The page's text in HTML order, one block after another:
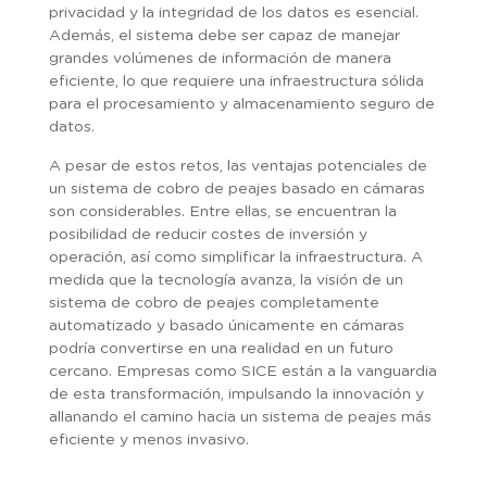
privacidad y la integridad de los datos es esencial.
Además, el sistema debe ser capaz de manejar
grandes volúmenes de información de manera
eficiente, lo que requiere una infraestructura sólida
para el procesamiento y almacenamiento seguro de
datos.
A pesar de estos retos, las ventajas potenciales de
un sistema de cobro de peajes basado en cámaras
son considerables. Entre ellas, se encuentran la
posibilidad de reducir costes de inversión y
operación, así como simplificar la infraestructura. A
medida que la tecnología avanza, la visión de un
sistema de cobro de peajes completamente
automatizado y basado únicamente en cámaras
podría convertirse en una realidad en un futuro
cercano. Empresas como SICE están a la vanguardia
de esta transformación, impulsando la innovación y
allanando el camino hacia un sistema de peajes más
eficiente y menos invasivo.